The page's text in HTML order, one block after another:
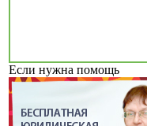
Если нужна помощь